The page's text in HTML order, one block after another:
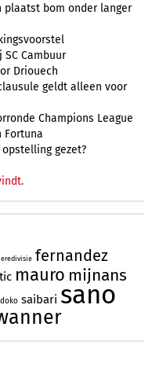
bom onder langer
Cambuur
Driouech
geldt alleen voor
Champions League
Fortuna
gezet?
eredivisie fernandez
mauro mijnans
saibari sano